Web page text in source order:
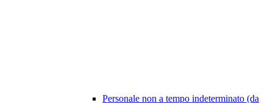
Personale non a tempo indeterminato (da